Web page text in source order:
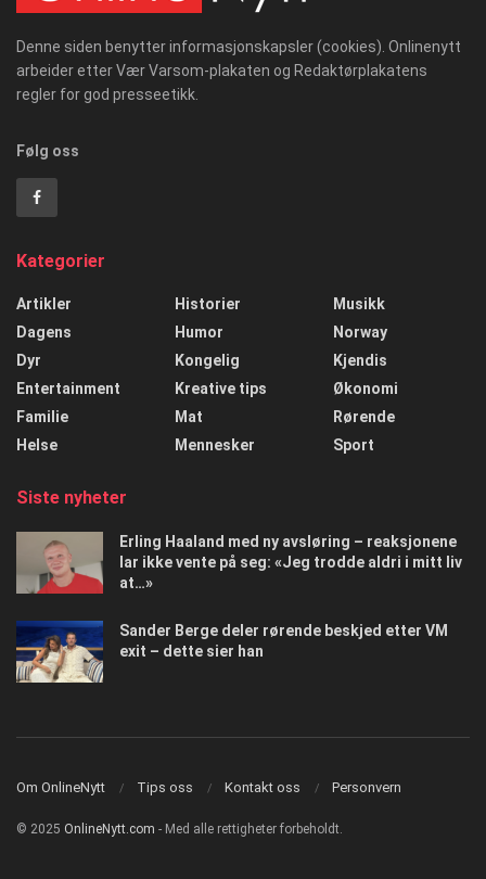
Denne siden benytter informasjonskapsler (cookies). Onlinenytt
arbeider etter Vær Varsom-plakaten og Redaktørplakatens
regler for god presseetikk.
Følg oss
Kategorier
Artikler
Dagens
Dyr
Entertainment
Familie
Helse
Historier
Humor
Kongelig
Kreative tips
Mat
Mennesker
Musikk
Norway
Kjendis
Økonomi
Rørende
Sport
Siste nyheter
Erling Haaland med ny avsløring – reaksjonene
lar ikke vente på seg: «Jeg trodde aldri i mitt liv
at…»
Sander Berge deler rørende beskjed etter VM
exit – dette sier han
Om OnlineNytt Tips oss Kontakt oss Personvern
© 2025 OnlineNytt.com - Med alle rettigheter forbeholdt.